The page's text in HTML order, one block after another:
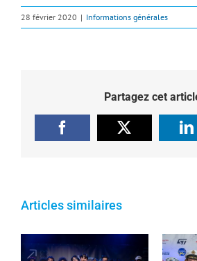
28 février 2020 | Informations générales
Partagez cet
Facebook X
Articles similaires